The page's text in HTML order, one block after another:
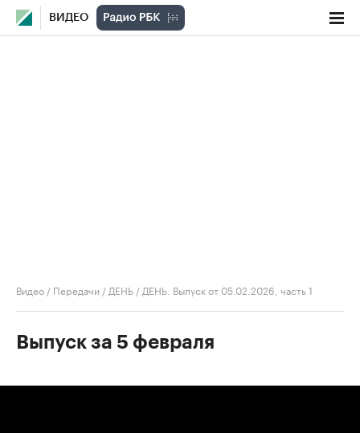
ВИДЕО
Видео / Передачи / ДЕНЬ / ДЕНЬ. Выпуск от 05.02.2026, часть 1
Выпуск за 5 февраля